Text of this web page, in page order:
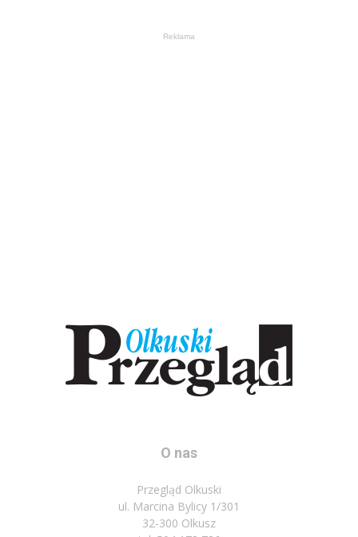
Reklama
O nas
Przegląd Olkuski
ul. Marcina Bylicy 1/301
32-300 Olkusz